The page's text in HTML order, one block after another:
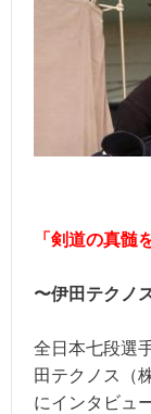
「剣道の真髄
〜伊田テクノ
全日本七段選
田テクノス（
にインタビュ